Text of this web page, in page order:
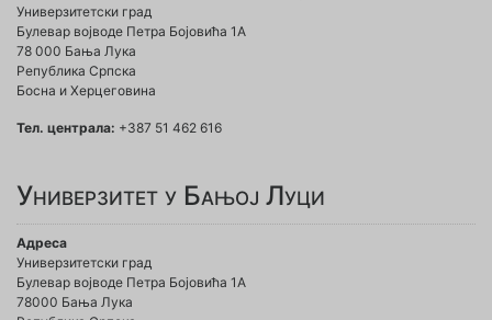
Универзитетски град
Булевар војводе Петра Бојовића 1A
78 000 Бања Лука
Република Српска
Босна и Херцеговина
Тел. централа: +387 51 462 616
Универзитет у Бањој Луци
Адреса
Универзитетски град
Булевар војводе Петра Бојовића 1А
78000 Бања Лука